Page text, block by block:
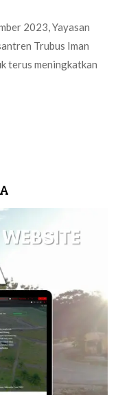
2023, Yayasan
Trubus Iman
terus meningkatkan